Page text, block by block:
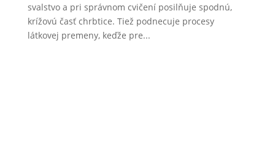
svalstvo a pri správnom cvičení posilňuje spodnú,
krížovú časť chrbtice. Tiež podnecuje procesy
látkovej premeny, keďže pre...